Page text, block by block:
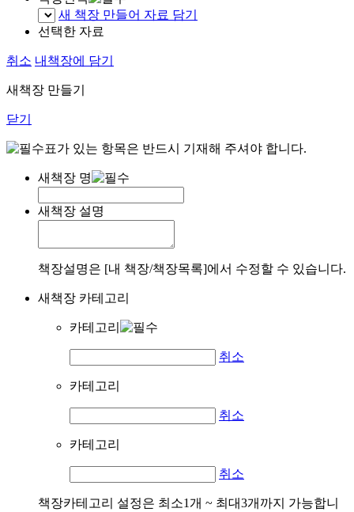
새 책장 만들어 자료 담기
선택한 자료
취소 내책장에 담기
새책장 만들기
닫기
표가 있는 항목은 반드시 기재해 주셔야 합니다.
새책장 명
새책장 설명
책장설명은 [내 책장/책장목록]에서 수정할 수 있습니다.
새책장 카테고리
카테고리
취소
카테고리
취소
카테고리
취소
책장카테고리 설정은 최소1개 ~ 최대3개까지 가능합니